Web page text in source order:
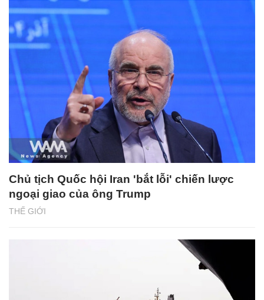
THẾ GIỚI
Chủ tịch Quốc hội Iran 'bắt lỗi' chiến lược
ngoại giao của ông Trump